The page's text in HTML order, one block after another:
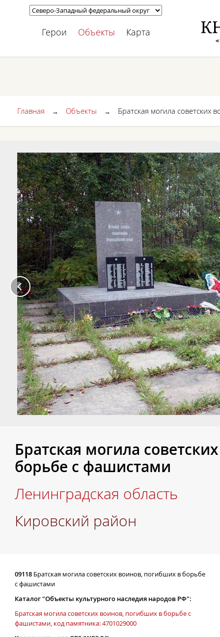
Герои Объекты Карта
Главная → Объекты → Братская могила
Братская могила
борьбе с фашистами
Ленинградская область
Кировский район
09118 Братская могила советских воинов, погибших в борьбе
с фашистами
Каталог "Объекты культурного наследия народов РФ":
Братская могила советских воинов, погибших в борьбе с
фашистами, код памятника: 4701029000